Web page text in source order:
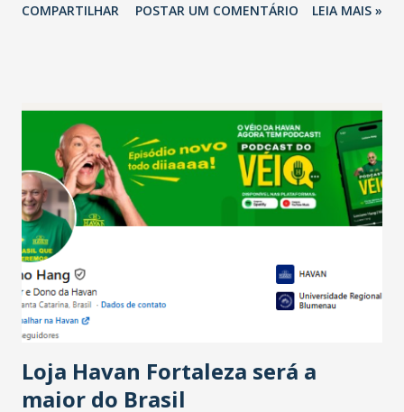
relação ao último trimestre deste ano, 56% também
confraternizações de fim de ano e pelo pagamento do 13º
Salário para um número maior de trabalhadores, já que o
país tem a menor taxa de desemprego dos anos recentes.
Ainda segundo a Pesquisa, em novembro de 2025, 40% dos
bares e restaurantes operaram com lucro e outros 40%
registraram equilíbrio financeiro. Já o percentual de
estabelecimentos no prejuízo ficou em 19%, pouco abaixo
do observado no mês anterior. Outros 1% não existiam em
novembro. Em relação a outubro, o faturamento também
COMPARTILHAR POSTAR UM COMENTÁRIO LEIA MAIS »
Loja Havan Fortaleza será a
maior do Brasil